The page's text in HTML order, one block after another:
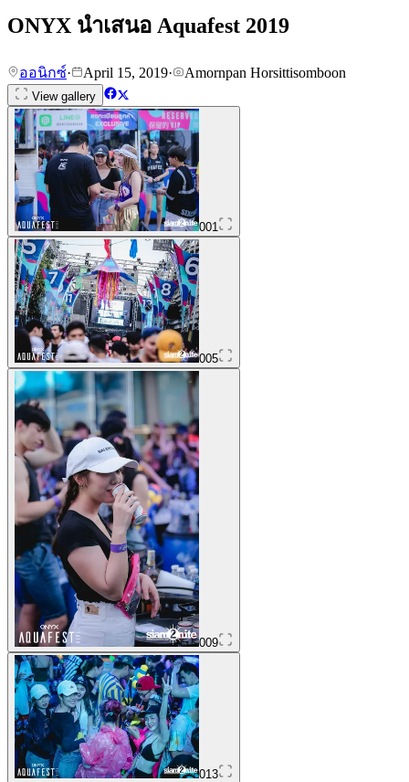
ONYX นำเสนอ Aquafest 2019
ออนิกซ์· April 15, 2019· Amornpan Horsittisomboon
View gallery
001
005
009
013